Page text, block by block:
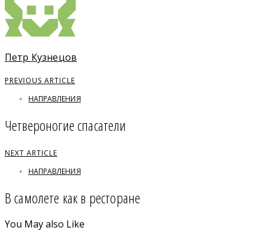
Петр Кузнецов
PREVIOUS ARTICLE
НАПРАВЛЕНИЯ
Четвероногие спасатели
NEXT ARTICLE
НАПРАВЛЕНИЯ
В самолете как в ресторане
You May also Like